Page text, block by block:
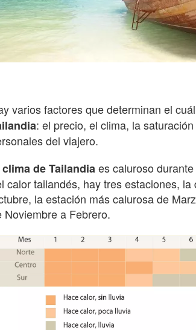
varios factores que determinan el
: el precio, el clima, la
del viajero.
clima de Tailandiaes caluroso
calor tailandés, hay tres estaciones,
la estación más calurosa de
Noviembre a Febrero.